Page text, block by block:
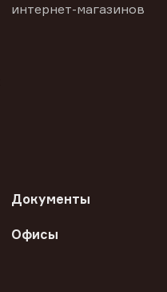
интернет-магазинов
Документы
Офисы